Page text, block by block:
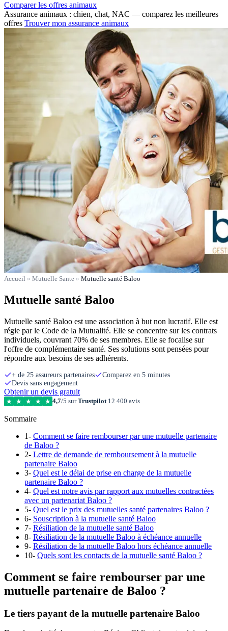
Comparer les offres animaux
Assurance animaux : chien, chat, NAC — comparez les meilleures
offres Trouver mon assurance animaux
Accueil » Mutuelle Sante » Mutuelle santé Baloo
Mutuelle santé Baloo
Mutuelle santé Baloo est une association à but non lucratif. Elle est
régie par le Code de la Mutualité. Elle se concentre sur les contrats
individuels, couvrant 70% de ses membres. Elle se focalise sur
l'offre de complémentaire santé. Ses solutions sont pensées pour
répondre aux besoins de ses adhérents.
+ de 25 assureurs partenaires
Comparez en 5 minutes
Devis sans engagement
Obtenir un devis gratuit
★ ★ ★ ★ ★ 4,7/5 surTrustpilot12 400 avis
Sommaire
1- Comment se faire rembourser par une mutuelle partenaire
de Baloo ?
2- Lettre de demande de remboursement à la mutuelle
partenaire Baloo
3- Quel est le délai de prise en charge de la mutuelle
partenaire Baloo ?
4- Quel est notre avis par rapport aux mutuelles contractées
avec un partenariat Baloo ?
5- Quel est le prix des mutuelles santé partenaires Baloo ?
6- Souscription à la mutuelle santé Baloo
7- Résiliation de la mutuelle santé Baloo
8- Résiliation de la mutuelle Baloo à échéance annuelle
9- Résiliation de la mutuelle Baloo hors échéance annuelle
10- Quels sont les contacts de la mutuelle santé Baloo ?
Comment se faire rembourser par une
mutuelle partenaire de Baloo ?
Le tiers payant de la mutuelle partenaire Baloo